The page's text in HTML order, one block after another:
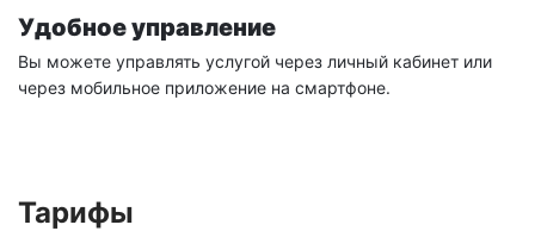
Удобное управление
Вы можете управлять услугой через личный кабинет или
через мобильное приложение на смартфоне.
Тарифы